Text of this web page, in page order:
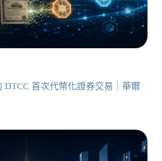
DTCC 首次代幣化證券交易｜華爾